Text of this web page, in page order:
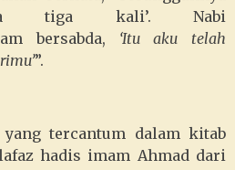
tiga kali’. Nabi
bersabda, ‘Itu aku telah
”.
yang tercantum dalam kitab
hadis imam Ahmad dari